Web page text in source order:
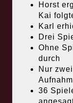
Horst
Kai
Karl
Drei
Ohne
durch
Nur
36